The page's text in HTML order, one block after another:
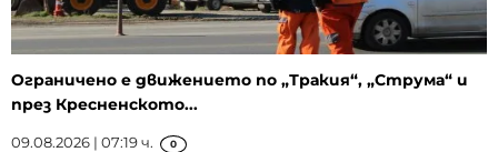
Ограничено е движението по „Тракия“, „Струма“ и
през Кресненското...
09.08.2026 | 07:19 ч. 0